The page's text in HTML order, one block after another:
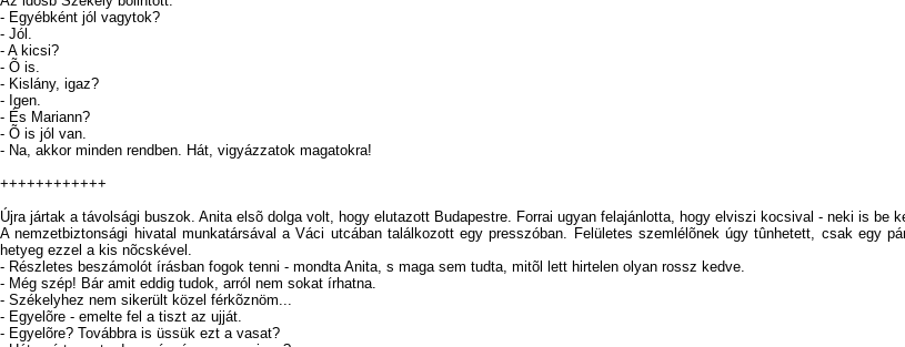
- Egyébként jól vagytok?
- Jól.
- A kicsi?
- Õ is.
- Kislány, igaz?
- Igen.
- És Mariann?
- Õ is jól van.
- Na, akkor minden rendben. Hát, vigyázzatok magatokra!
++++++++++++
Újra jártak a távolsági buszok. Anita elsõ dolga volt, hogy elutazott Budapestre. Forrai ugyan felajánlotta, hogy elviszi kocsival - neki is be
A nemzetbiztonsági hivatal munkatársával a Váci utcában találkozott egy presszóban. Felületes szemlélõnek úgy tûnhetett, csak
hetyeg ezzel a kis nõcskével.
- Részletes beszámolót írásban fogok tenni - mondta Anita, s maga sem tudta, mitõl lett hirtelen olyan rossz kedve.
- Még szép! Bár amit eddig tudok, arról nem sokat írhatna.
- Székelyhez nem sikerült közel férkõznöm...
- Egyelõre - emelte fel a tiszt az ujját.
- Egyelõre? Továbbra is üssük ezt a vasat?